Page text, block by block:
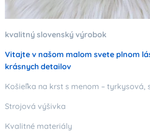
kvalitný slovenský výrobok
Vitajte v našom malom svete plnom
krásnych detailov
Košieľka na krst s menom – tyrkysová,
Strojová výšivka
Kvalitné materiály